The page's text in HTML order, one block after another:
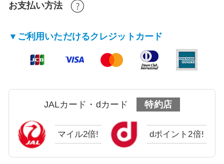
お支払い方法
▼ご利用いただけるクレジットカード
JALカード・dカード 特約店
マイル2倍! dポイント2倍!